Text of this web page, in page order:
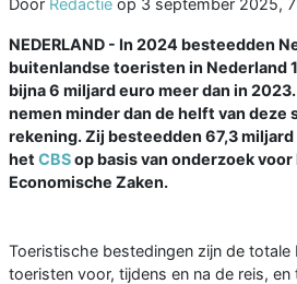
NEDERLAND - In 2024 besteedden
buitenlandse toeristen in Nederland
bijna 6 miljard euro meer dan in
nemen minder dan de helft van deze
rekening. Zij besteedden 67,3
het CBSop basis van onderzoek
Economische Zaken.
Toeristische bestedingen zijn de
toeristen voor, tijdens en na de reis,